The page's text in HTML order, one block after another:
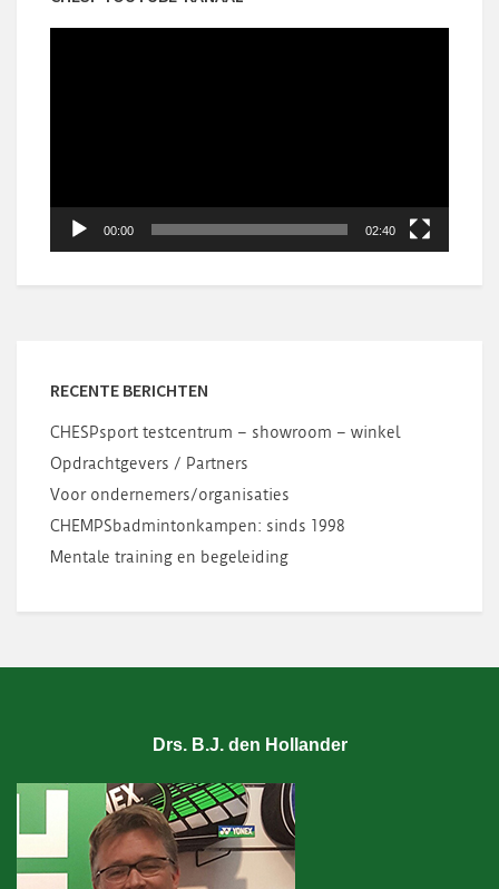
00:00 02:40
RECENTE BERICHTEN
CHESPsport testcentrum – showroom – winkel
Opdrachtgevers / Partners
Voor ondernemers/organisaties
CHEMPSbadmintonkampen: sinds 1998
Mentale training en begeleiding
Drs. B.J. den Hollander